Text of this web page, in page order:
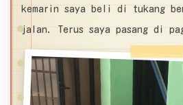
kemarin saya beli di tukang
jalan. Terus saya pasang di